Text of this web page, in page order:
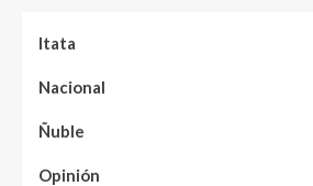
Itata
Nacional
Ñuble
Opinión